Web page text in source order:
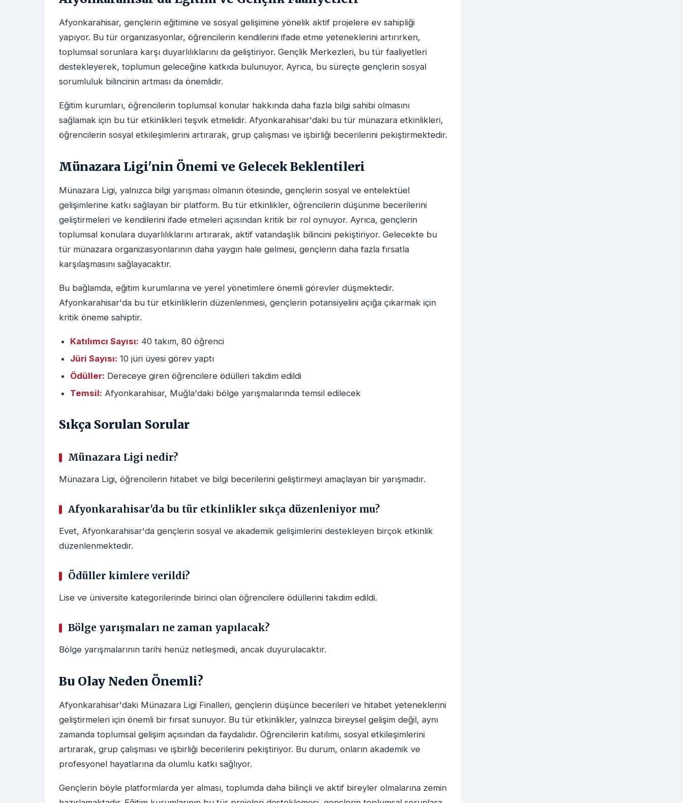
Afyonkarahisar, gençlerin eğitimine ve sosyal gelişimine yönelik aktif projelere ev sahipliği
yapıyor. Bu tür organizasyonlar, öğrencilerin kendilerini ifade etme yeteneklerini artırırken,
toplumsal sorunlara karşı duyarlılıklarını da geliştiriyor. Gençlik Merkezleri, bu tür faaliyetleri
destekleyerek, toplumun geleceğine katkıda bulunuyor. Ayrıca, bu süreçte gençlerin sosyal
sorumluluk bilincinin artması da önemlidir.
Eğitim kurumları, öğrencilerin toplumsal konular hakkında daha fazla bilgi sahibi olmasını
sağlamak için bu tür etkinlikleri teşvik etmelidir. Afyonkarahisar'daki bu tür münazara etkinlikleri,
öğrencilerin sosyal etkileşimlerini artırarak, grup çalışması ve işbirliği becerilerini pekiştirmektedir.
Münazara Ligi'nin Önemi ve Gelecek Beklentileri
Münazara Ligi, yalnızca bilgi yarışması olmanın ötesinde, gençlerin sosyal ve entelektüel
gelişimlerine katkı sağlayan bir platform. Bu tür etkinlikler, öğrencilerin düşünme becerilerini
geliştirmeleri ve kendilerini ifade etmeleri açısından kritik bir rol oynuyor. Ayrıca, gençlerin
toplumsal konulara duyarlılıklarını artırarak, aktif vatandaşlık bilincini pekiştiriyor. Gelecekte bu
tür münazara organizasyonlarının daha yaygın hale gelmesi, gençlerin daha fazla fırsatla
karşılaşmasını sağlayacaktır.
Bu bağlamda, eğitim kurumlarına ve yerel yönetimlere önemli görevler düşmektedir.
Afyonkarahisar'da bu tür etkinliklerin düzenlenmesi, gençlerin potansiyelini açığa çıkarmak için
kritik öneme sahiptir.
Katılımcı Sayısı: 40 takım, 80 öğrenci
Jüri Sayısı: 10 jüri üyesi görev yaptı
Ödüller: Dereceye giren öğrencilere ödülleri takdim edildi
Temsil: Afyonkarahisar, Muğla'daki bölge yarışmalarında temsil edilecek
Sıkça Sorulan Sorular
Münazara Ligi nedir?
Münazara Ligi, öğrencilerin hitabet ve bilgi becerilerini geliştirmeyi amaçlayan bir yarışmadır.
Afyonkarahisar'da bu tür etkinlikler sıkça düzenleniyor mu?
Evet, Afyonkarahisar'da gençlerin sosyal ve akademik gelişimlerini destekleyen birçok etkinlik
düzenlenmektedir.
Ödüller kimlere verildi?
Lise ve üniversite kategorilerinde birinci olan öğrencilere ödüllerini takdim edildi.
Bölge yarışmaları ne zaman yapılacak?
Bölge yarışmalarının tarihi henüz netleşmedi, ancak duyurulacaktır.
Bu Olay Neden Önemli?
Afyonkarahisar'daki Münazara Ligi Finalleri, gençlerin düşünce becerileri ve hitabet yeteneklerini
geliştirmeleri için önemli bir fırsat sunuyor. Bu tür etkinlikler, yalnızca bireysel gelişim değil, aynı
zamanda toplumsal gelişim açısından da faydalıdır. Öğrencilerin katılımı, sosyal etkileşimlerini
artırarak, grup çalışması ve işbirliği becerilerini pekiştiriyor. Bu durum, onların akademik ve
profesyonel hayatlarına da olumlu katkı sağlıyor.
Gençlerin böyle platformlarda yer alması, toplumda daha bilinçli ve aktif bireyler olmalarına zemin